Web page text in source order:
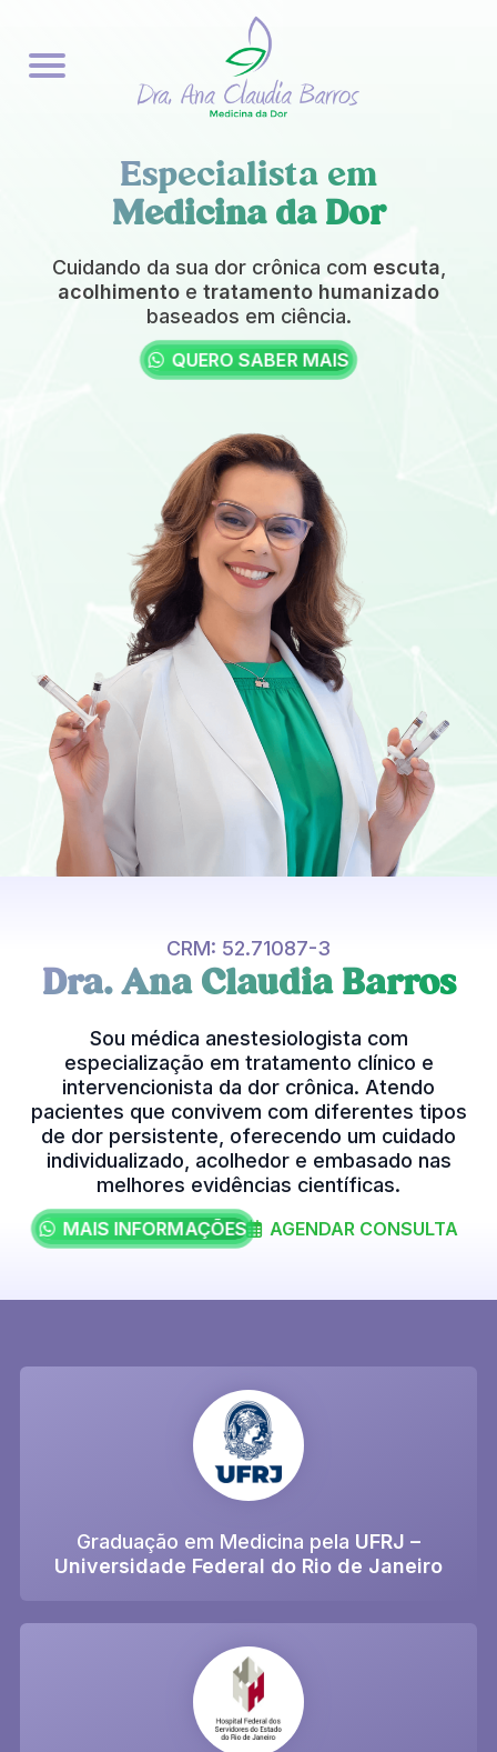
Especialista em
Medicina da Dor
Cuidando da sua dor crônica com escuta
acolhimento e tratamento humanizado
baseados em ciência.
QUERO SABER MAIS
CRM: 52.71087-3
Dra. Ana Claudia Barros
Sou médica anestesiologista com
especialização em tratamento clínico e
intervencionista da dor crônica. Atendo
pacientes que convivem com diferentes tipos
de dor persistente, oferecendo um cuidado
individualizado, acolhedor e embasado nas
melhores evidências científicas.
MAIS INFORMAÇÕES AGENDAR CONSULTA
Graduação em Medicina pela UFRJ –
Universidade Federal do Rio de Janeiro